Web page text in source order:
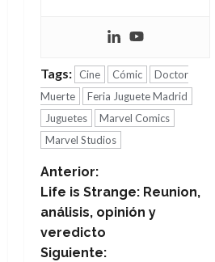
Tags: Cine Cómic
Doctor
Muerte
Feria Juguete Madrid
Juguetes
Marvel Comics
Marvel Studios
N
a
v
Anterior:
Life is Strange: Reunion,
análisis, opinión y
veredicto
Siguiente: